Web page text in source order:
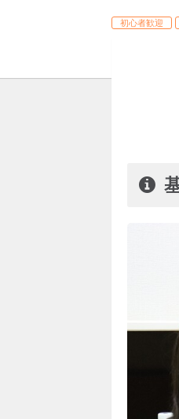
初心者歓迎